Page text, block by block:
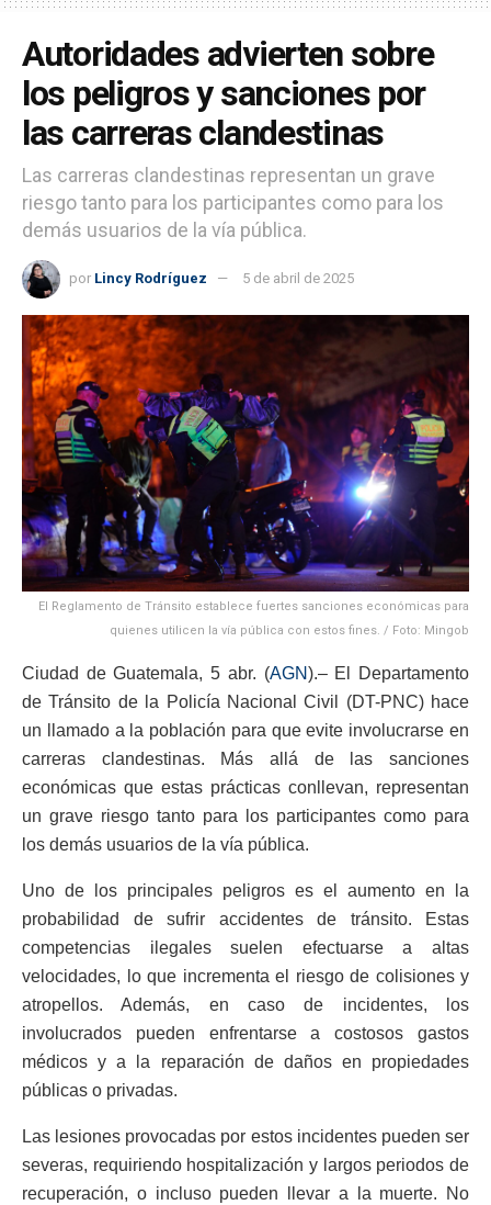
Autoridades advierten sobre
los peligros y sanciones por
las carreras clandestinas
Las carreras clandestinas representan un grave
riesgo tanto para los participantes como para los
demás usuarios de la vía pública.
por Lincy Rodríguez 5 de abril de 2025
El Reglamento de Tránsito establece fuertes sanciones económicas para
quienes utilicen la vía pública con estos fines. / Foto: Mingob
Ciudad de Guatemala, 5 abr. (AGN).– El Departamento
de Tránsito de la Policía Nacional Civil (DT-PNC) hace
un llamado a la población para que evite involucrarse en
carreras clandestinas. Más allá de las sanciones
económicas que estas prácticas conllevan, representan
un grave riesgo tanto para los participantes como para
los demás usuarios de la vía pública.
Uno de los principales peligros es el aumento en la
probabilidad de sufrir accidentes de tránsito. Estas
competencias ilegales suelen efectuarse a altas
velocidades, lo que incrementa el riesgo de colisiones y
atropellos. Además, en caso de incidentes, los
involucrados pueden enfrentarse a costosos gastos
médicos y a la reparación de daños en propiedades
públicas o privadas.
Las lesiones provocadas por estos incidentes pueden ser
severas, requiriendo hospitalización y largos periodos de
recuperación, o incluso pueden llevar a la muerte. No